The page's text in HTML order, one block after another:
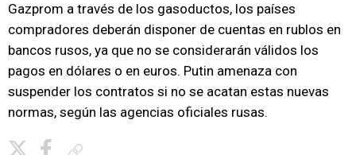
Gazprom a través de los gasoductos, los países
compradores deberán disponer de cuentas en rublos en
bancos rusos, ya que no se considerarán válidos los
pagos en dólares o en euros. Putin amenaza con
suspender los contratos si no se acatan estas nuevas
normas, según las agencias oficiales rusas.